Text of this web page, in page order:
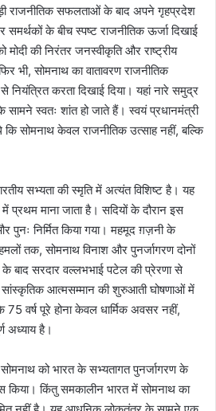
राजनीतिक सफलताओं के बाद अपने गृहप्रदेश
के बीच स्पष्ट राजनीतिक ऊर्जा दिखाई
मोदी की निरंतर जनस्वीकृति और राष्ट्रीय
भी, सोमनाथ का वातावरण राजनीतिक
करता दिखाई दिया। यहां नारे समुद्र
सामने स्वतः शांत हो जाते हैं। स्वयं प्रधानमंत्री
सोमनाथ केवल राजनीतिक उत्साह नहीं, बल्कि
सभ्यता की स्मृति में अत्यंत विशिष्ट है। यह
में प्रथम माना जाता है। सदियों के दौरान इस
पुनः निर्मित किया गया। महमूद ग़ज़नी के
तक, सोमनाथ विनाश और पुनर्जागरण दोनों
के बाद सरदार वल्लभभाई पटेल की प्रेरणा से
सांस्कृतिक आत्मसम्मान की शुरुआती घोषणाओं में
75 वर्ष पूरे होना केवल धार्मिक अवसर नहीं,
अध्याय है।
को भारत के सभ्यतागत पुनर्जागरण के
किया। किंतु समकालीन भारत में सोमनाथ का